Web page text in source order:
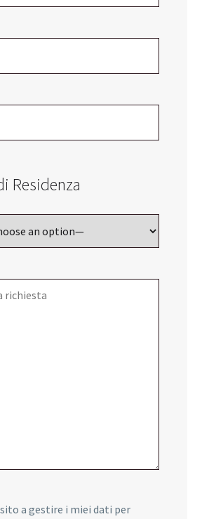
Residenza
a gestire i miei dati per